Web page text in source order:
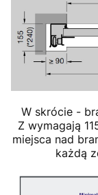
W skrócie -
Z wymagają
miejsca nad
każdą